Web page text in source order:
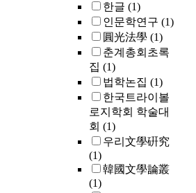
한글 (1)
인문학연구 (1)
圓光法學 (1)
춘계총회초록
집 (1)
법학논집 (1)
한국트라이볼
로지학회 학술대
회 (1)
우리文學硏究
(1)
韓國文學論叢
(1)